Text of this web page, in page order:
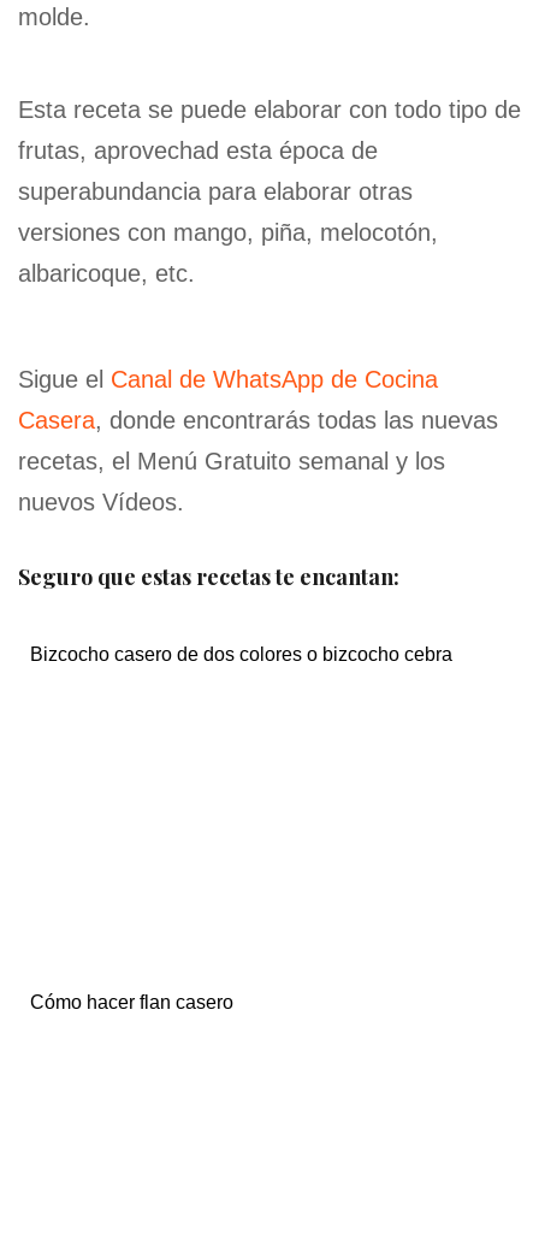
molde.
Esta receta se puede elaborar con todo tipo de
frutas, aprovechad esta época de
superabundancia para elaborar otras
versiones con mango, piña, melocotón,
albaricoque, etc.
Sigue el Canal de WhatsApp de Cocina
Casera, donde encontrarás todas las nuevas
recetas, el Menú Gratuito semanal y los
nuevos Vídeos.
Seguro que estas recetas te encantan:
Bizcocho casero de dos colores o bizcocho cebra
Cómo hacer flan casero